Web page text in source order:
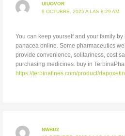
UIUOVOR
9 OCTUBRE, 2025 A LAS 8:29 AM
You can keep yourself and your family
panacea online. Some pharmaceutics
provide convenience, solitariness, cost
purchasing medicines. buy in
https://terbinafines.com/product/
NWBD2